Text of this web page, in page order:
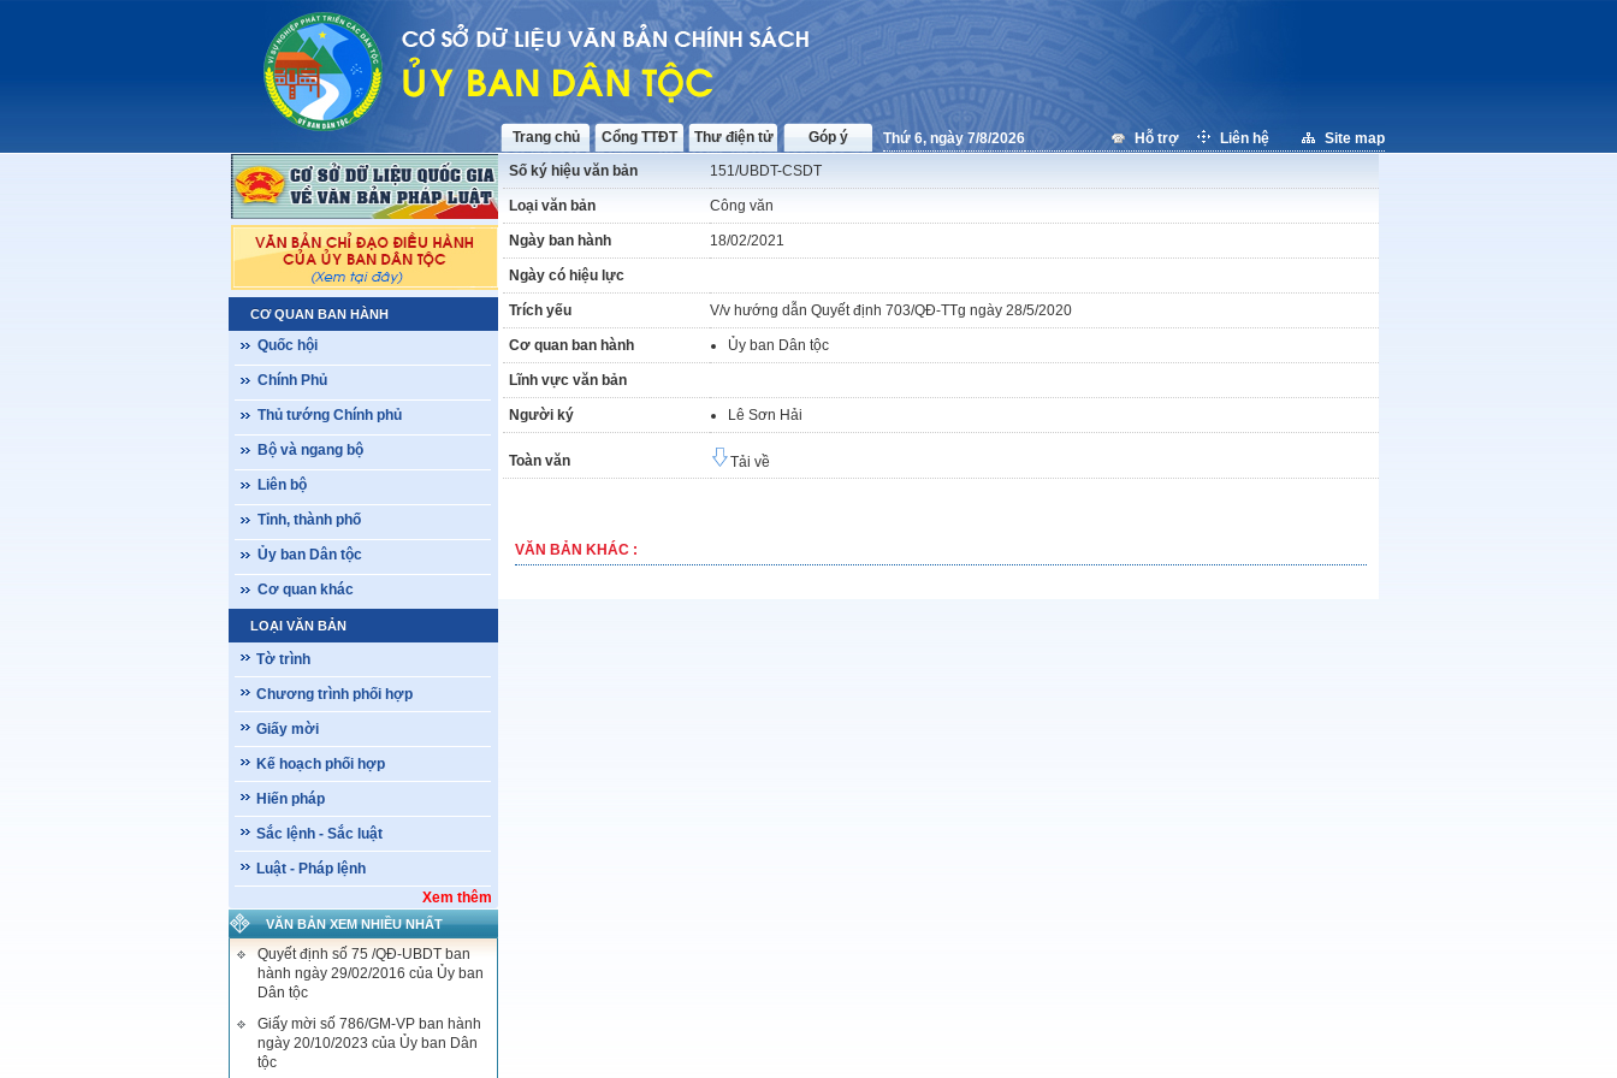
Trang chủ Cổng TTĐT Thư điện tử Góp ý Thứ 6, ngày 7/8/2026 Hỗ trợ Liên hệ Site map
CƠ QUAN BAN HÀNH
Quốc hội
Chính Phủ
Thủ tướng Chính phủ
Bộ và ngang bộ
Liên bộ
Tỉnh, thành phố
Ủy ban Dân tộc
Cơ quan khác
LOẠI VĂN BẢN
Tờ trình
Chương trình phối hợp
Giấy mời
Kế hoạch phối hợp
Hiến pháp
Sắc lệnh - Sắc luật
Luật - Pháp lệnh
Xem thêm
VĂN BẢN XEM NHIỀU NHẤT
Quyết định số 75 /QĐ-UBDT ban
hành ngày 29/02/2016 của Ủy ban
Dân tộc
Giấy mời số 786/GM-VP ban hành
ngày 20/10/2023 của Ủy ban Dân
tộc
Số ký hiệu văn bản 151/UBDT-CSDT
Loại văn bản Công văn
Ngày ban hành 18/02/2021
Ngày có hiệu lực
Trích yếu V/v hướng dẫn Quyết định 703/QĐ-TTg ngày 28/5/2020
Cơ quan ban hành Ủy ban Dân tộc
Lĩnh vực văn bản
Người ký Lê Sơn Hải
Toàn văn Tải về
VĂN BẢN KHÁC :